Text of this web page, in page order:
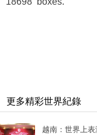
更多精彩世界紀錄